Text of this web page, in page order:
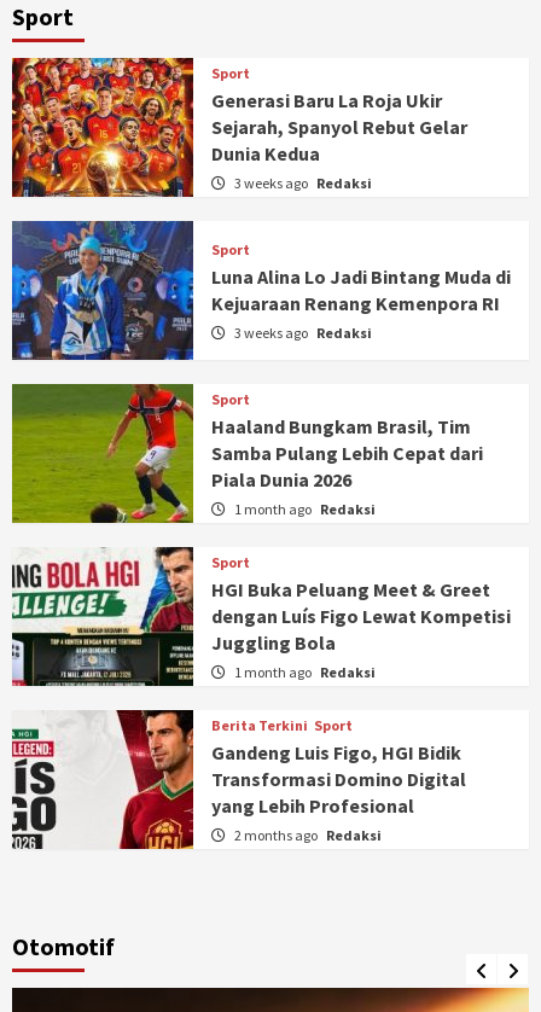
Sport
Sport
Generasi Baru La Roja Ukir
Sejarah, Spanyol Rebut Gelar
Dunia Kedua
3 weeks ago Redaksi
Sport
Luna Alina Lo Jadi Bintang Muda di
Kejuaraan Renang Kemenpora RI
3 weeks ago Redaksi
Sport
Haaland Bungkam Brasil, Tim
Samba Pulang Lebih Cepat dari
Piala Dunia 2026
1 month ago Redaksi
Sport
HGI Buka Peluang Meet & Greet
dengan Luís Figo Lewat Kompetisi
Juggling Bola
1 month ago Redaksi
Berita Terkini Sport
Gandeng Luis Figo, HGI Bidik
Transformasi Domino Digital
yang Lebih Profesional
2 months ago Redaksi
Otomotif